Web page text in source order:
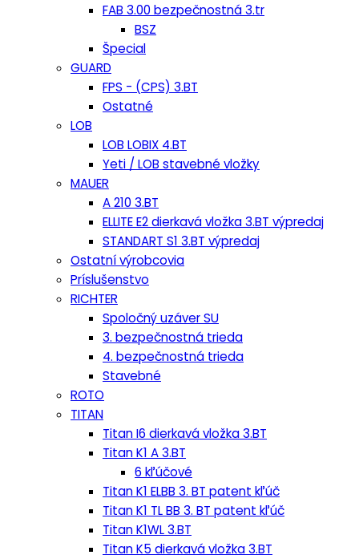
FAB 3.00 bezpečnostná 3.tr
BSZ
Špecial
GUARD
FPS - (CPS) 3.BT
Ostatné
LOB
LOB LOBIX 4.BT
Yeti / LOB stavebné vložky
MAUER
A 210 3.BT
ELLITE E2 dierkavá vložka 3.BT výpredaj
STANDART S1 3.BT výpredaj
Ostatní výrobcovia
Príslušenstvo
RICHTER
Spoločný uzáver SU
3. bezpečnostná trieda
4. bezpečnostná trieda
Stavebné
ROTO
TITAN
Titan I6 dierkavá vložka 3.BT
Titan K1 A 3.BT
6 kľúčové
Titan K1 ELBB 3. BT patent kľúč
Titan K1 TL BB 3. BT patent kľúč
Titan K1WL 3.BT
Titan K5 dierkavá vložka 3.BT